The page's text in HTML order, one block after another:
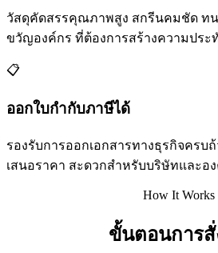
วัสดุคัดสรรคุณภาพสูง สกรีนคมชัด ท
ขวัญองค์กร ที่ต้องการสร้างความประ
📋
ออกใบกำกับภาษีได้
รองรับการออกเอกสารทางธุรกิจครบ
เสนอราคา สะดวกสำหรับบริษัทและอ
How It Works
ขั้นตอนการ